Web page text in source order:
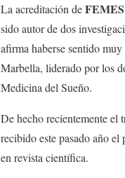
La acreditación deFEMES
sido autor de dos
afirma haberse sentido
Marbella, liderado por los
Medicina del Sueño.
De hecho recientemente el
recibido este pasado año el
en revista científica.